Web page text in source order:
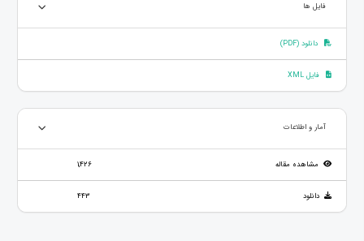
فایل ها
دانلود (PDF)
فایل XML
آمار و اطلاعات
مشاهده مقاله 1,426
دانلود 443